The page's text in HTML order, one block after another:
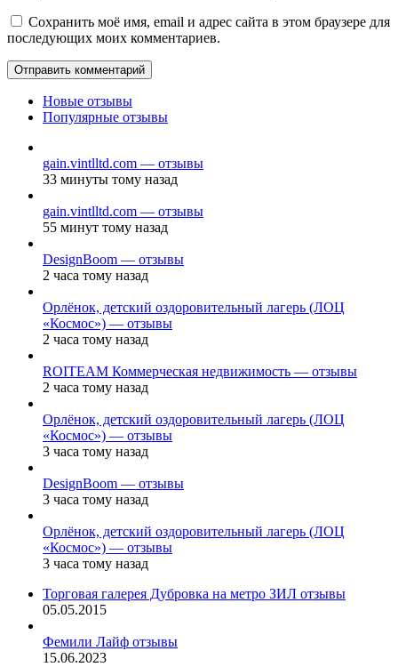
Сохранить моё имя, email и адрес сайта в этом браузере для
последующих моих комментариев.
Новые отзывы
Популярные отзывы
gain.vintlltd.com — отзывы
33 минуты тому назад
gain.vintlltd.com — отзывы
55 минут тому назад
DesignBoom — отзывы
2 часа тому назад
Орлёнок, детский оздоровительный лагерь (ЛОЦ
«Космос») — отзывы
2 часа тому назад
ROITEAM Коммерческая недвижимость — отзывы
2 часа тому назад
Орлёнок, детский оздоровительный лагерь (ЛОЦ
«Космос») — отзывы
3 часа тому назад
DesignBoom — отзывы
3 часа тому назад
Орлёнок, детский оздоровительный лагерь (ЛОЦ
«Космос») — отзывы
3 часа тому назад
Торговая галерея Дубровка на метро ЗИЛ отзывы
05.05.2015
Фемили Лайф отзывы
15.06.2023